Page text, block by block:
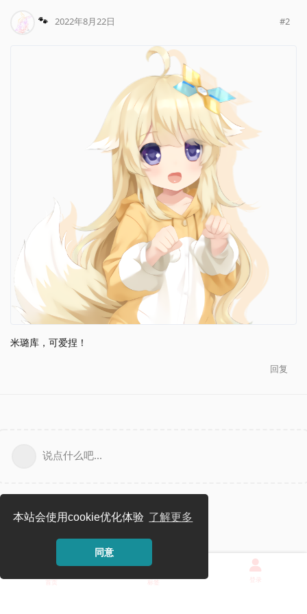
本站会使用cookie优化体验 了解更多
同意
🐾 2022年8月22日 #2
米璐库，可爱捏！
回复
说点什么吧...
首页 标签 登录